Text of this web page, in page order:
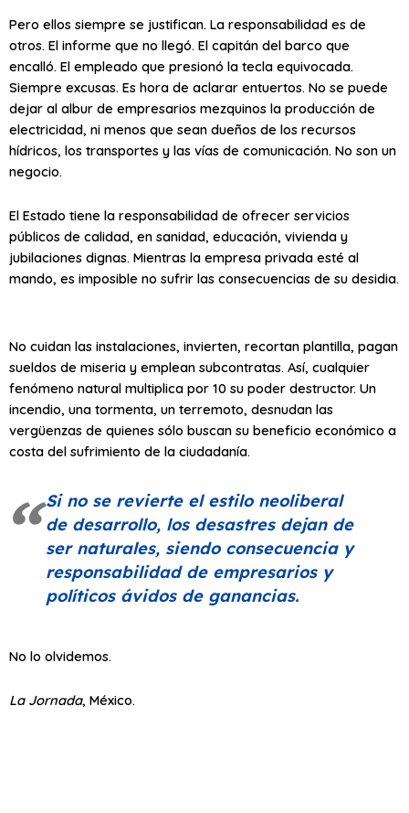
Pero ellos siempre se justifican. La responsabilidad es de
otros. El informe que no llegó. El capitán del barco que
encalló. El empleado que presionó la tecla equivocada.
Siempre excusas. Es hora de aclarar entuertos. No se puede
dejar al albur de empresarios mezquinos la producción de
electricidad, ni menos que sean dueños de los recursos
hídricos, los transportes y las vías de comunicación. No son un
negocio.
El Estado tiene la responsabilidad de ofrecer servicios
públicos de calidad, en sanidad, educación, vivienda y
jubilaciones dignas. Mientras la empresa privada esté al
mando, es imposible no sufrir las consecuencias de su desidia.
No cuidan las instalaciones, invierten, recortan plantilla, pagan
sueldos de miseria y emplean subcontratas. Así, cualquier
fenómeno natural multiplica por 10 su poder destructor. Un
incendio, una tormenta, un terremoto, desnudan las
vergüenzas de quienes sólo buscan su beneficio económico a
costa del sufrimiento de la ciudadanía.
Si no se revierte el estilo neoliberal
de desarrollo, los desastres dejan de
ser naturales, siendo consecuencia y
responsabilidad de empresarios y
políticos ávidos de ganancias.
No lo olvidemos.
La Jornada, México.